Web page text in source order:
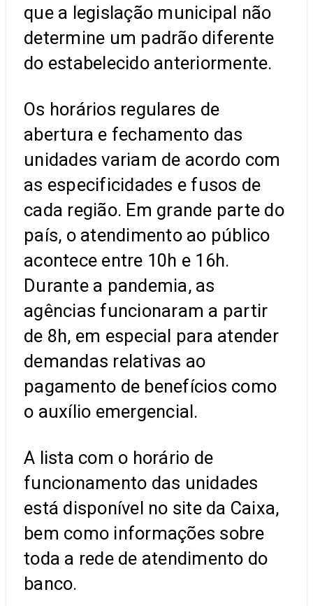
que a legislação municipal não
determine um padrão diferente
do estabelecido anteriormente.
Os horários regulares de
abertura e fechamento das
unidades variam de acordo com
as especificidades e fusos de
cada região. Em grande parte do
país, o atendimento ao público
acontece entre 10h e 16h.
Durante a pandemia, as
agências funcionaram a partir
de 8h, em especial para atender
demandas relativas ao
pagamento de benefícios como
o auxílio emergencial.
A lista com o horário de
funcionamento das unidades
está disponível no site da Caixa,
bem como informações sobre
toda a rede de atendimento do
banco.